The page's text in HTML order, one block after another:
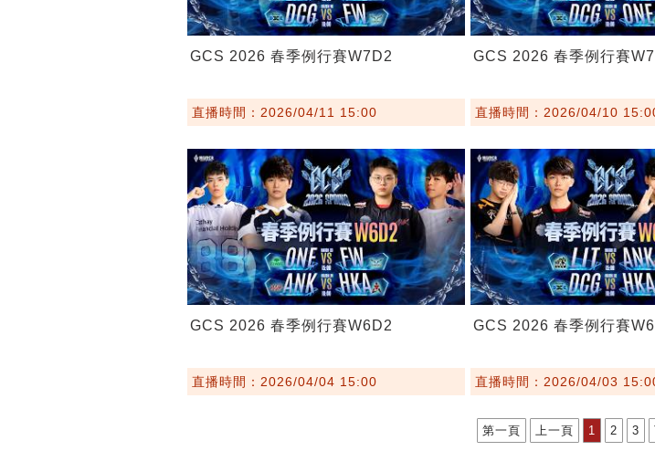
GCS 2026 春季例行賽W7D2
直播時間：2026/04/11 15:00
GCS 2026 春季例行賽
直播時間：2026/04/10
GCS 2026 春季例行賽W6D2
直播時間：2026/04/04 15:00
GCS 2026 春季例行賽
直播時間：2026/04/03
第一頁 上一頁 1 2 3